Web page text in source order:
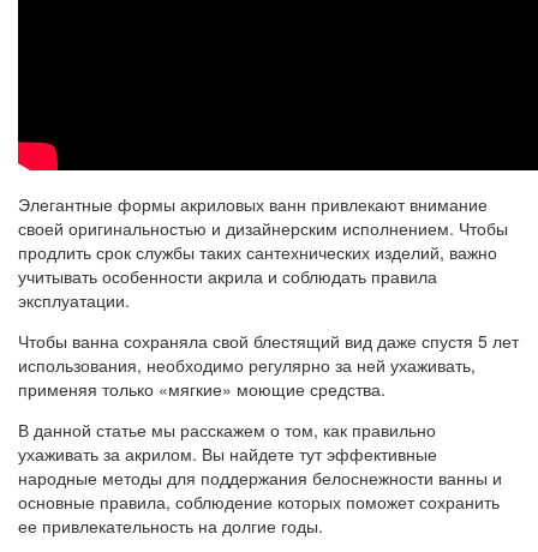
Элегантные формы акриловых ванн привлекают внимание
своей оригинальностью и дизайнерским исполнением. Чтобы
продлить срок службы таких сантехнических изделий, важно
учитывать особенности акрила и соблюдать правила
эксплуатации.
Чтобы ванна сохраняла свой блестящий вид даже спустя 5 лет
использования, необходимо регулярно за ней ухаживать,
применяя только «мягкие» моющие средства.
В данной статье мы расскажем о том, как правильно
ухаживать за акрилом. Вы найдете тут эффективные
народные методы для поддержания белоснежности ванны и
основные правила, соблюдение которых поможет сохранить
ее привлекательность на долгие годы.